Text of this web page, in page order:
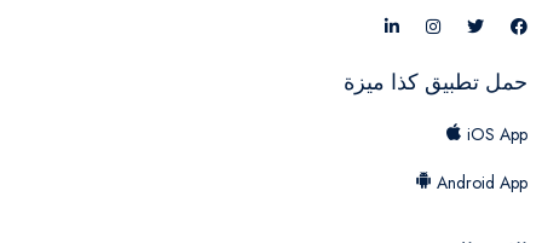
حمل تطبيق كذا ميزة
iOS App
Android App